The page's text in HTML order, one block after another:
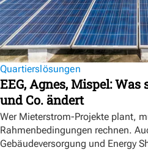
Quartierslösungen
EEG, Agnes, Mispel:
und Co. ändert
Wer Mieterstrom-Projekte plant,
Rahmenbedingungen rechnen.
Gebäudeversorgung und Energy